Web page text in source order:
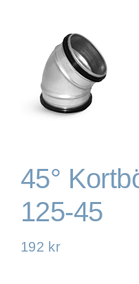
Om Oss
Kontakta Oss
WooCommerce Cart
45°
125-45
192 kr